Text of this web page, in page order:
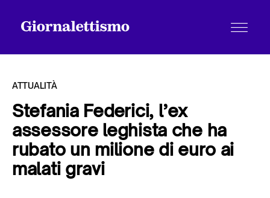
Tutti gli articoli
Chi siamo
ATTUALITÀ
Stefania Federici, l’ex
assessore leghista che ha
rubato un milione di euro ai
malati gravi